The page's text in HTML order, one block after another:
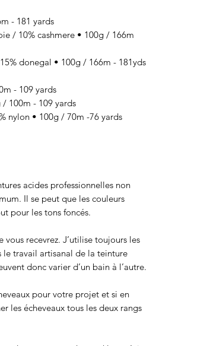
- 181 yards
/ 10% cashmere • 100g / 166m
donegal • 100g / 166m - 181yds
- 109 yards
100m - 109 yards
nylon • 100g / 70m -76 yards
acides professionnelles non
Il se peut que les couleurs
pour les tons foncés.
recevrez. J’utilise toujours les
le travail artisanal de la teinture
donc varier d’un bain à l’autre.
pour votre projet et si en
les écheveaux tous les deux rangs